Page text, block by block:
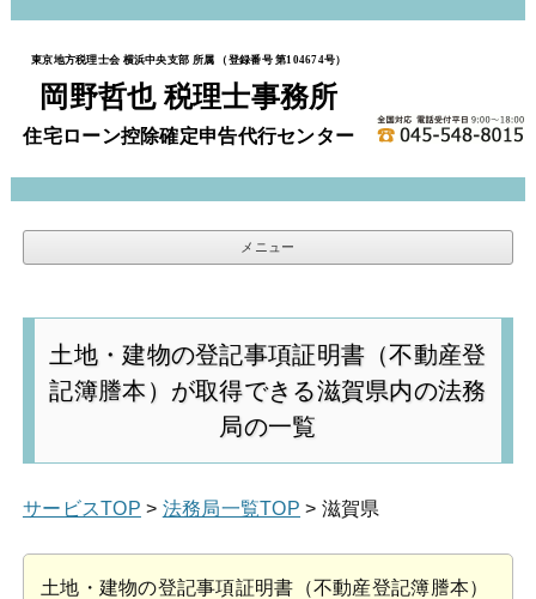
東京地方税理士会 横浜中央支部 所属 （登録番号 第104674号）
岡野哲也 税理士事務所
住宅ローン控除確定申告代行センター
メニュー
土地・建物の登記事項証明書（不動産登
記簿謄本）が取得できる滋賀県内の法務
局の一覧
サービスTOP > 法務局一覧TOP > 滋賀県
土地・建物の登記事項証明書（不動産登記簿謄本）